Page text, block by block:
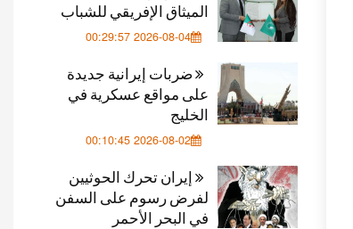
الميثاق الإفريقي للشباب
2026-08-04 00:29:57
ضربات إيرانية جديدة
على مواقع عسكرية في
الخليج
2026-08-02 00:10:45
إيران تحرك الحوثيين
لفرض رسوم على السفن
في البحر الأحمر